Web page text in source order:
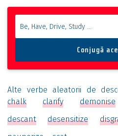
Alte verbe aleatorii de
chalk
clarify demonise
descant
desensitize